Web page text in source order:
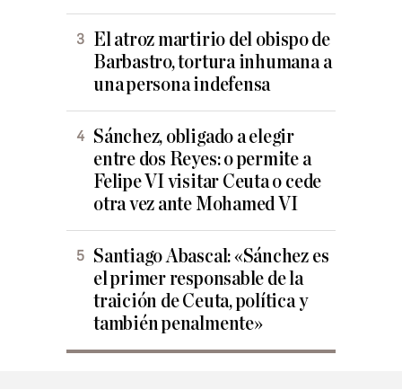
El atroz martirio del obispo de
Barbastro, tortura inhumana a
una persona indefensa
Sánchez, obligado a elegir
entre dos Reyes: o permite a
Felipe VI visitar Ceuta o cede
otra vez ante Mohamed VI
Santiago Abascal: «Sánchez es
el primer responsable de la
traición de Ceuta, política y
también penalmente»